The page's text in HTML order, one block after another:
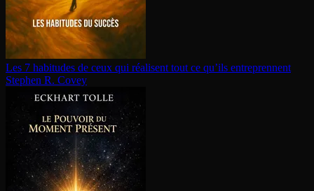
Les 7 habitudes de ceux qui réalisent tout ce qu’ils en­tre­prennent
Stephen R. Covey